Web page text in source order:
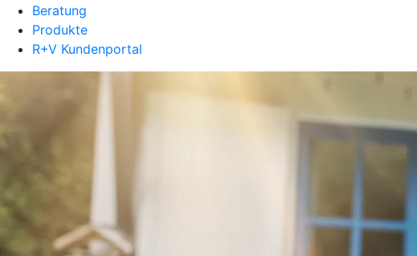
Beratung
Produkte
R+V Kundenportal